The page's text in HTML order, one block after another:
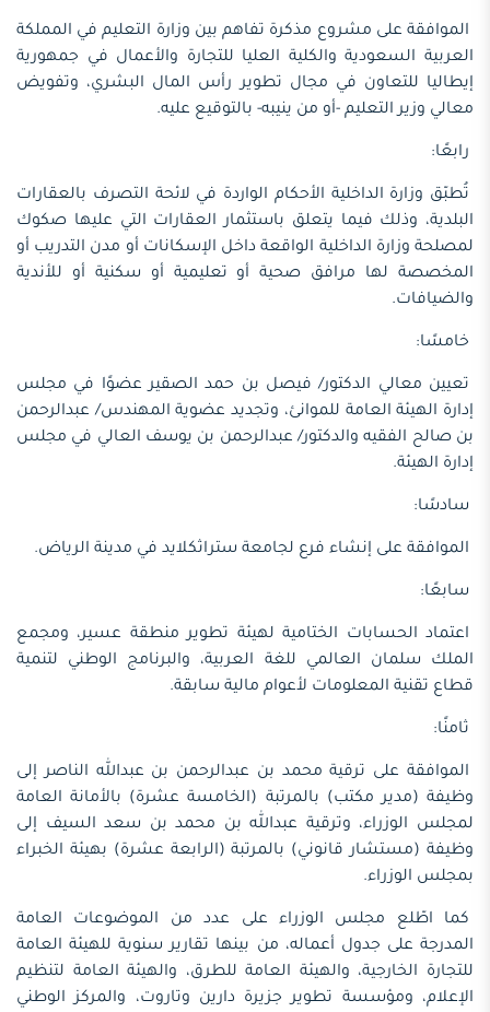
الموافقة على مشروع مذكرة تفاهم بين وزارة التعليم في المملكة
العربية السعودية والكلية العليا للتجارة والأعمال في جمهورية
إيطاليا للتعاون في مجال تطوير رأس المال البشري، وتفويض
معالي وزير التعليم -أو من ينيبه- بالتوقيع عليه.
رابعًا:
تُطبّق وزارة الداخلية الأحكام الواردة في لائحة التصرف بالعقارات
البلدية، وذلك فيما يتعلق باستثمار العقارات التي عليها صكوك
لمصلحة وزارة الداخلية الواقعة داخل الإسكانات أو مدن التدريب أو
المخصصة لها مرافق صحية أو تعليمية أو سكنية أو للأندية
والضيافات.
خامسًا:
تعيين معالي الدكتور/ فيصل بن حمد الصقير عضوًا في مجلس
إدارة الهيئة العامة للموانئ، وتجديد عضوية المهندس/ عبدالرحمن
بن صالح الفقيه والدكتور/ عبدالرحمن بن يوسف العالي في مجلس
إدارة الهيئة.
سادسًا:
الموافقة على إنشاء فرع لجامعة ستراثكلايد في مدينة الرياض.
سابعًا:
اعتماد الحسابات الختامية لهيئة تطوير منطقة عسير، ومجمع
الملك سلمان العالمي للغة العربية، والبرنامج الوطني لتنمية
قطاع تقنية المعلومات لأعوام مالية سابقة.
ثامنًا:
الموافقة على ترقية محمد بن عبدالرحمن بن عبدالله الناصر إلى
وظيفة (مدير مكتب) بالمرتبة (الخامسة عشرة) بالأمانة العامة
لمجلس الوزراء، وترقية عبدالله بن محمد بن سعد السيف إلى
وظيفة (مستشار قانوني) بالمرتبة (الرابعة عشرة) بهيئة الخبراء
بمجلس الوزراء.
كما اطّلع مجلس الوزراء على عدد من الموضوعات العامة
المدرجة على جدول أعماله، من بينها تقارير سنوية للهيئة العامة
للتجارة الخارجية، والهيئة العامة للطرق، والهيئة العامة لتنظيم
الإعلام، ومؤسسة تطوير جزيرة دارين وتاروت، والمركز الوطني